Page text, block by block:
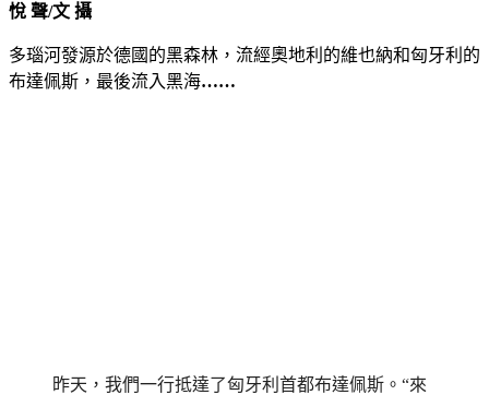
悅 聲/文 攝
多瑙河發源於德國的黑森林，流經奧地利的維也納和匈牙利的
布達佩斯，最後流入黑海……
昨天，我們一行抵達了匈牙利首都布達佩斯。“來